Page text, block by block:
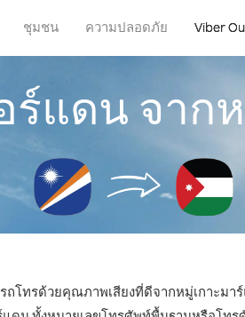
ชุมชน ความปลอดภัย Viber
ร์แดน จาก
โทรด้วยคุณภาพเสียงที่ดีจากหมู่เกาะมา